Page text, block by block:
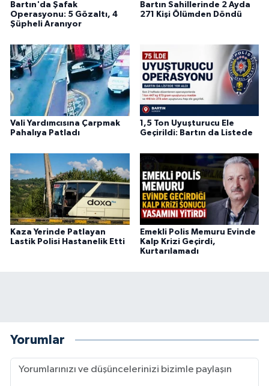
Bartın'da Şafak
Operasyonu: 5 Gözaltı, 4
Şüpheli Aranıyor
Bartın Sahillerinde 2 Ayda
271 Kişi Ölümden Döndü
Vali Yardımcısına Çarpmak
Pahalıya Patladı
1,5 Ton Uyuşturucu Ele
Geçirildi: Bartın da Listede
Kaza Yerinde Patlayan
Lastik Polisi Hastanelik Etti
Emekli Polis Memuru Evinde
Kalp Krizi Geçirdi,
Kurtarılamadı
Yorumlar